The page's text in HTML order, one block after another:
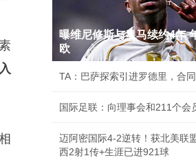
曝维尼修斯与皇马续约4年
欧
TA：巴萨探索引进罗德里，合
国际足联：向理事会和211个会
迈阿密国际4-2逆转！获北美联
西2射1传+生涯已进921球